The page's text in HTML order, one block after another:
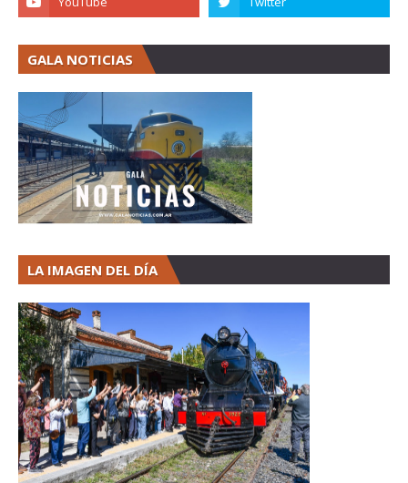
GALA NOTICIAS
LA IMAGEN DEL DÍA